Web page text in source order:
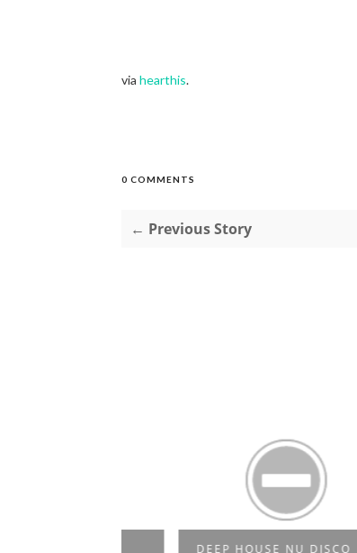
via hearthis.
0 COMMENTS
← Previous Story
DEEP HOUSE NU DISCO